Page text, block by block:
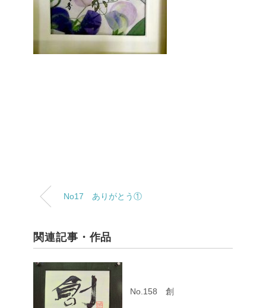
No17 ありがとう①
関連記事・作品
No.158 創